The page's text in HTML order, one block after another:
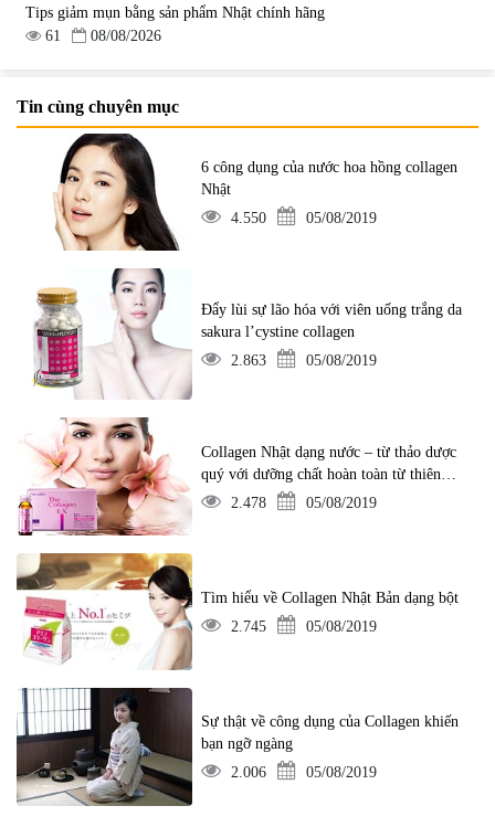
Tips giảm mụn bằng sản phẩm Nhật chính hãng
61
08/08/2026
Tin cùng chuyên mục
6 công dụng của nước hoa hồng collagen
Nhật
4.550
05/08/2019
Đẩy lùi sự lão hóa với viên uống trắng da
sakura l’cystine collagen
2.863
05/08/2019
Collagen Nhật dạng nước – từ thảo dược
quý với dưỡng chất hoàn toàn từ thiên
nhiên2.478 05/08/2019
Tìm hiểu về Collagen Nhật Bản dạng bột
2.745
05/08/2019
Sự thật về công dụng của Collagen khiến
bạn ngỡ ngàng
2.006
05/08/2019